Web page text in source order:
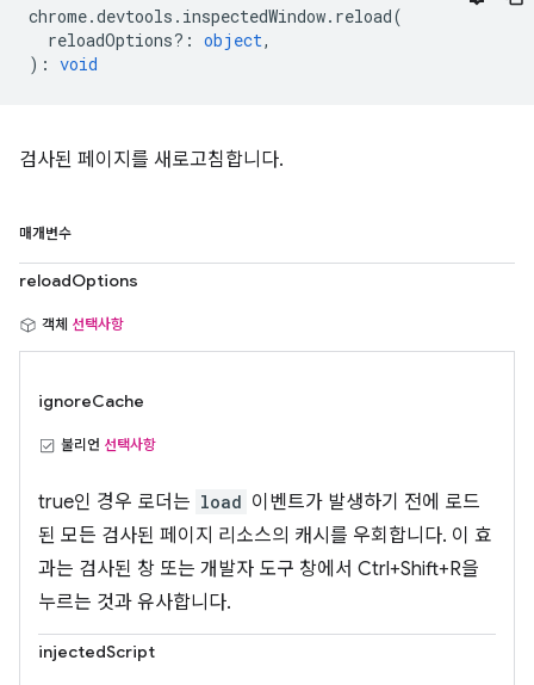
chrome.devtools . inspectedWindow. reload(
reloadOptions? : object,
) : void
검사된 페이지를 새로고침합니다.
매개변수
reloadOptions
객체 선택사항
ignoreCache
불리언 선택사항
true인 경우 로더는 load 이벤트가 발생하기 전에 로드
된 모든 검사된 페이지 리소스의 캐시를 우회합니다. 이 효
과는 검사된 창 또는 개발자 도구 창에서 Ctrl+Shift+R을
누르는 것과 유사합니다.
injectedScript